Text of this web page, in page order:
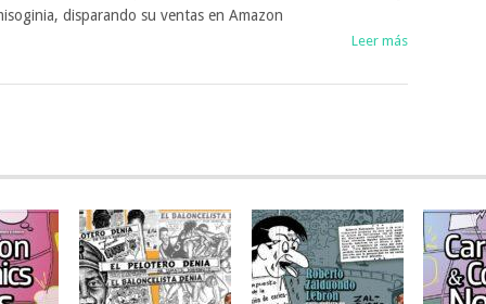
disparando su ventas en Amazon
Leer más